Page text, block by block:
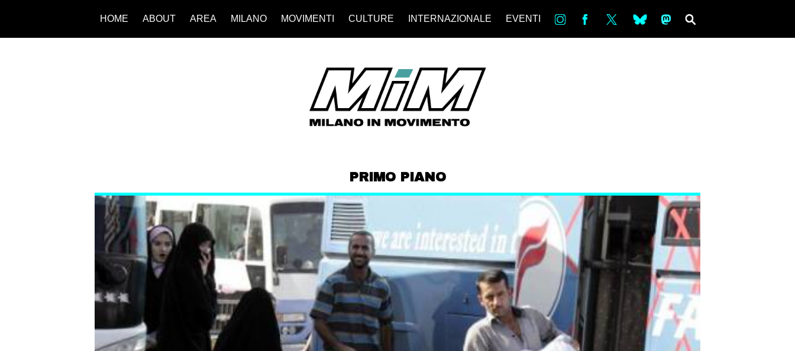
HOME ABOUT AREA MILANO MOVIMENTI CULTURE INTERNAZIONALE EVENTI in bsky ms
PRIMO PIANO